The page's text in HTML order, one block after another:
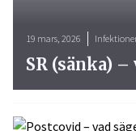
19 mars, 2026
SR (sänka)